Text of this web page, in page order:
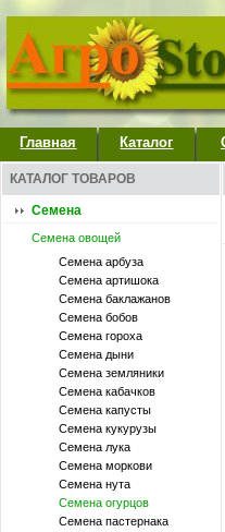
Главная Каталог
КАТАЛОГ ТОВАРОВ
Семена
Семена овощей
Семена арбуза
Семена артишока
Семена баклажанов
Семена бобов
Семена гороха
Семена дыни
Семена земляники
Семена кабачков
Семена капусты
Семена кукурузы
Семена лука
Семена моркови
Семена нута
Семена огурцов
Семена пастернака